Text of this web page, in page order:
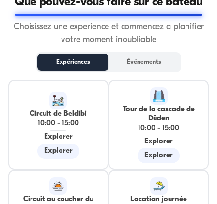
Que pouvez-vous faire sur ce bateau
Choisissez une experience et commencez a planifier
votre moment inoubliable
Expériences Événements
Circuit de Beldibi
10:00- 15:00
Explorer
Explorer
Tour de la cascade de
Düden
10:00 -
15:00
Explorer
Explorer
Circuit au coucher du
Location journée